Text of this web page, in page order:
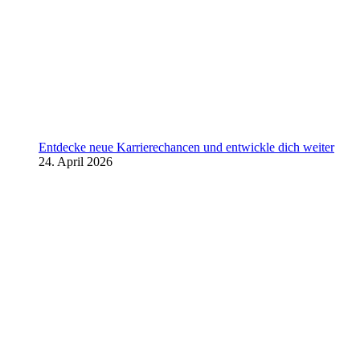
Entdecke neue Karrierechancen und entwickle dich weiter
24. April 2026